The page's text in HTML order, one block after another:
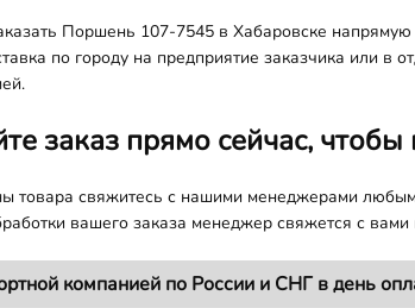
Поршень 107-7545 в Хабаровске
по городу на предприятие заказчика или
заказ прямо сейчас,
товара свяжитесь с нашими менеджерами
вашего заказа менеджер свяжется с
компанией по России и СНГ в день